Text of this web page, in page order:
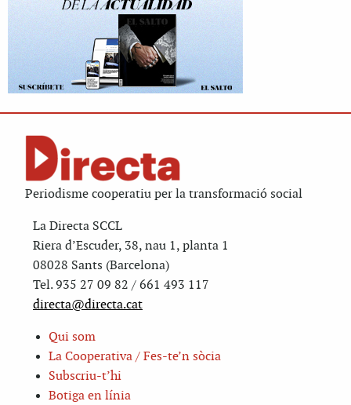
Periodisme cooperatiu per la transformació social
La Directa SCCL
Riera d’Escuder, 38, nau 1, planta 1
08028 Sants (Barcelona)
Tel. 935 27 09 82 / 661 493 117
directa@directa.cat
Qui som
La Cooperativa / Fes-te’n sòcia
Subscriu-t’hi
Botiga en línia